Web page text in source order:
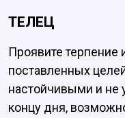
ТЕЛЕЦ
Проявите терпение
поставленных
настойчивыми и не
концу дня,